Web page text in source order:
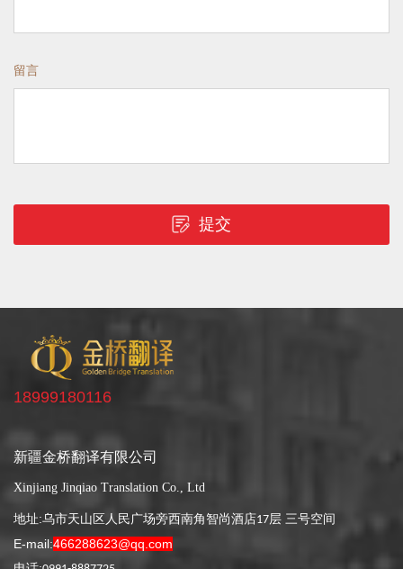
留言
提交
18999180116
新疆金桥翻译有限公司
Xinjiang Jinqiao Translation Co., Ltd
地址:乌市天山区人民广场旁西南角智尚酒店17层 三号空间
E-mail:466288623@qq.com